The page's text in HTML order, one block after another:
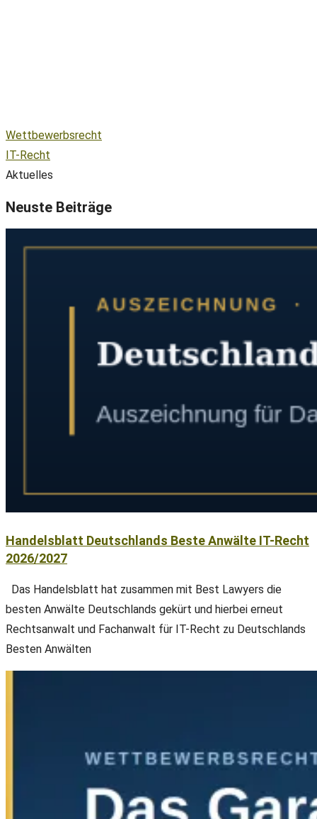
Wettbewerbsrecht
IT-Recht
Aktuelles
Neuste Beiträge
Handelsblatt Deutschlands Beste Anwälte IT-Recht
2026/2027
Das Handelsblatt hat zusammen mit Best Lawyers die
besten Anwälte Deutschlands gekürt und hierbei erneut
Rechtsanwalt und Fachanwalt für IT-Recht zu Deutschlands
Besten Anwälten